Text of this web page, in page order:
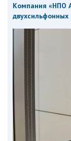
Компания «НПО